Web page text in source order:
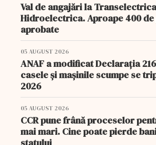
Val de angajări la
Hidroelectrica. Aproape 400
aprobate
05 AUGUST 2026
ANAF a modificat Declarația
casele și mașinile scumpe se
2026
05 AUGUST 2026
CCR pune frână proceselor
mai mari. Cine poate pierde